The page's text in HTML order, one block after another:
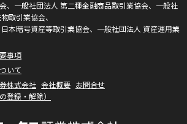
、一般社団法人 第二種金融商品取引業協会、一般社
取引業協会、
本暗号資産等取引業協会、一般社団法人 資産運用業
事項
いて
株式会社 会社概要 お問合せ
登録・解除）